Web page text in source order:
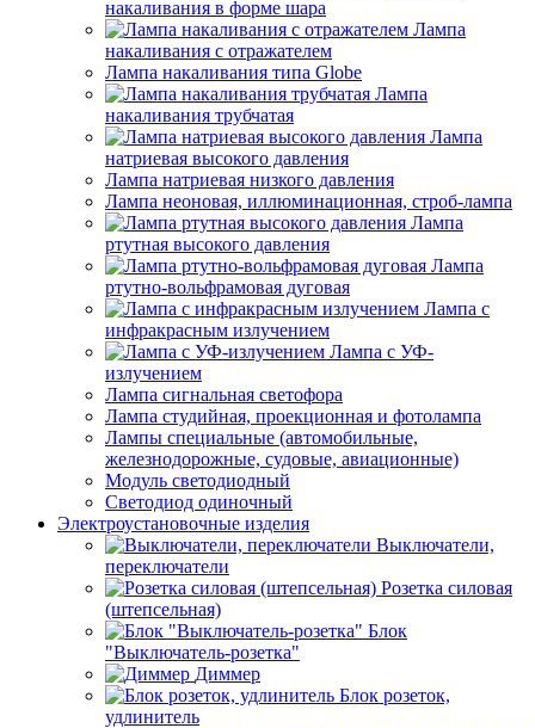
накаливания в форме шара
Лампа
накаливания с отражателем
Лампа накаливания типа Globe
Лампа
накаливания трубчатая
Лампа
натриевая высокого давления
Лампа натриевая низкого давления
Лампа неоновая, иллюминационная, строб-лампа
Лампа
ртутная высокого давления
Лампа
ртутно-вольфрамовая дуговая
Лампа с
инфракрасным излучением
Лампа с УФ-
излучением
Лампа сигнальная светофора
Лампа студийная, проекционная и фотолампа
Лампы специальные (автомобильные,
железнодорожные, судовые, авиационные)
Модуль светодиодный
Светодиод одиночный
Электроустановочные изделия
Выключатели,
переключатели
Розетка силовая
(штепсельная)
Блок
"Выключатель-розетка"
Диммер
Блок розеток,
удлинитель